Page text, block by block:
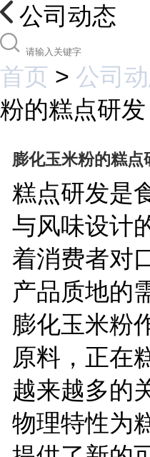
公司动态
首页 > 公司
粉的糕点研发
膨化玉米粉的糕点
糕点研发是
与风味设计
着消费者对
产品质地的
膨化玉米粉
原料，正在
越来越多的
物理特性为